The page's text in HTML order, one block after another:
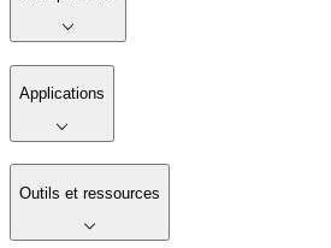
Applications
Outils et ressources